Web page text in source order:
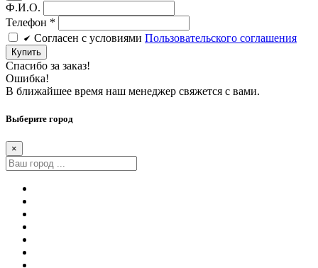
Ф.И.О.
Телефон *
Cогласен c условиями Пользовательского соглашения
Купить
Спасибо за заказ!
Ошибка!
В ближайшее время наш менеджер свяжется с вами.
Выберите город
×